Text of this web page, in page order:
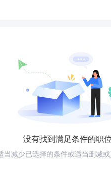
没有找到满足条件的职位
当减少已选择的条件或适当删减